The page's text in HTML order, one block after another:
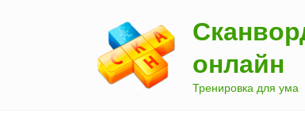
онлайн
Тренировка для ума